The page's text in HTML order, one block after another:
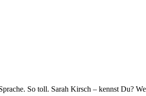
So toll. Sarah Kirsch – kennst Du?